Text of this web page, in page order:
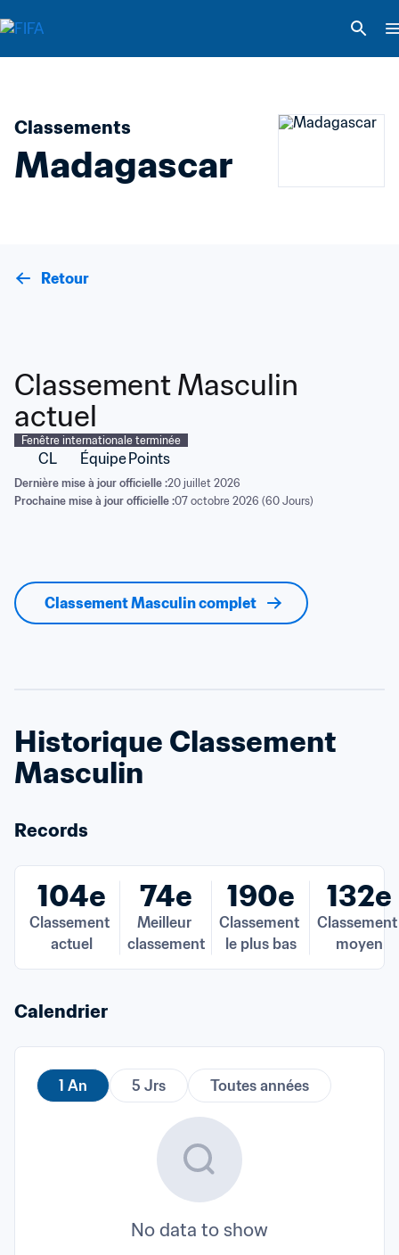
Classements
Madagascar
Retour
Classement Masculin
actuel
Fenêtre internationale terminée
CL Équipe Points
Dernière mise à jour officielle :20 juillet 2026
Prochaine mise à jour officielle :07 octobre 2026 (60 Jours)
Classement Masculin complet
Historique Classement
Masculin
Records
104e
Classement
actuel
74e
Meilleur
classement
190e
Classement
le plus bas
132e
Classement
moyen
Calendrier
1 An 5 Jrs Toutes années
No data to show